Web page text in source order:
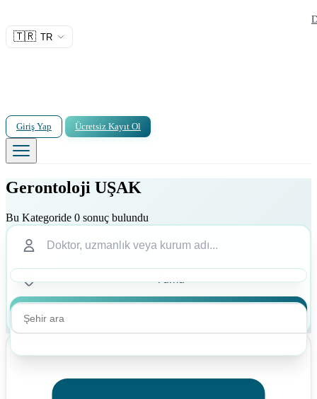
🇹🇷 TR
Giriş Yap Ücretsiz Kayıt Ol
Gerontoloji UŞAK
Bu Kategoride 0 sonuç bulundu